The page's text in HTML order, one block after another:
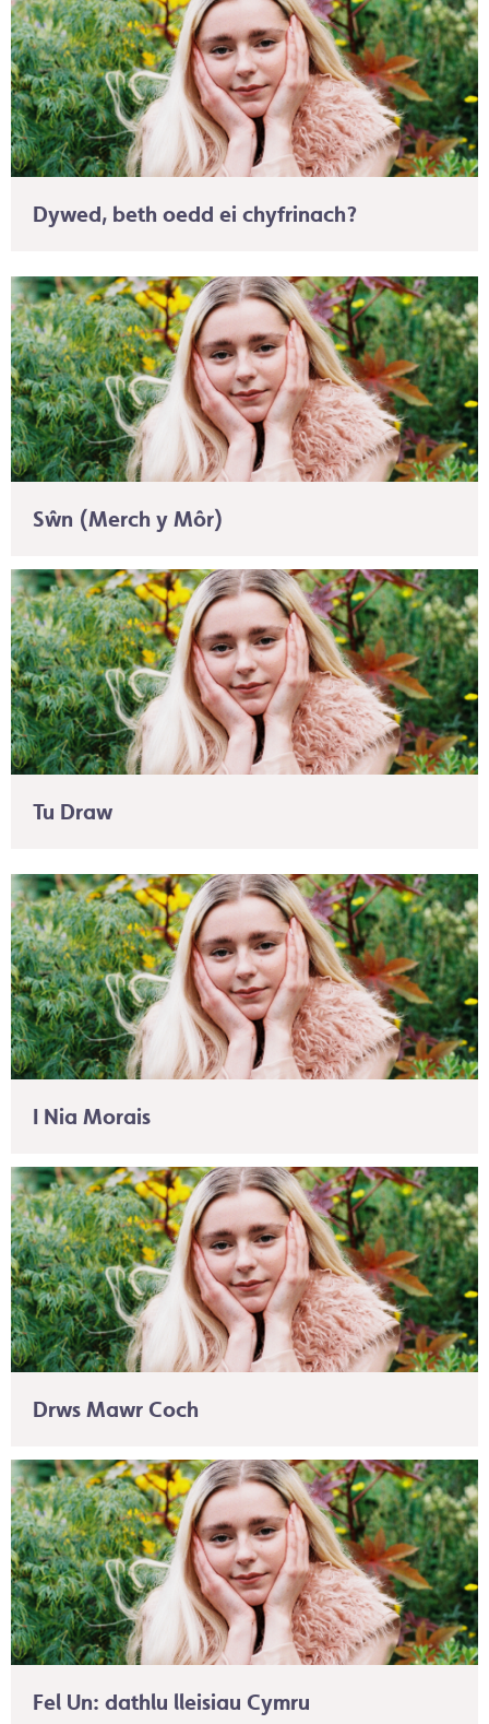
Dywed, beth oedd ei chyfrinach?
Sŵn (Merch y Môr)
Tu Draw
I Nia Morais
Drws Mawr Coch
Fel Un: dathlu lleisiau Cymru